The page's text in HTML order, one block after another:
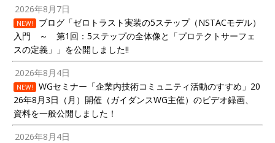
2026年8月7日
NEW!
ブログ「ゼロトラスト実装の5ステップ（NSTACモデル）
入門 ～ 第1回：5ステップの全体像と「プロテクトサーフェ
スの定義」」を公開しました!!
2026年8月4日
NEW!
WGセミナー「企業内技術コミュニティ活動のすすめ」20
26年8月3日（月）開催（ガイダンスWG主催）のビデオ録画、
資料を一般公開しました！
2026年8月4日